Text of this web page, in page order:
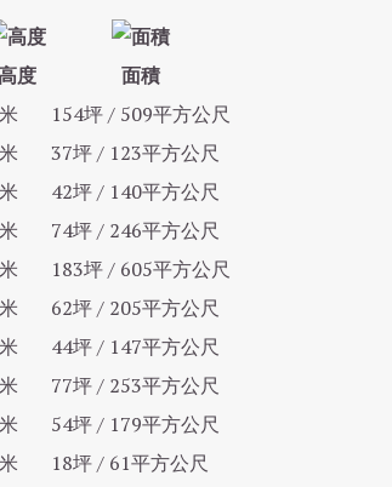
度
面積
154坪 / 509平方公尺
37坪 / 123平方公尺
42坪 / 140平方公尺
74坪 / 246平方公尺
183坪 / 605平方公尺
62坪 / 205平方公尺
44坪 / 147平方公尺
77坪 / 253平方公尺
54坪 / 179平方公尺
18坪 / 61平方公尺